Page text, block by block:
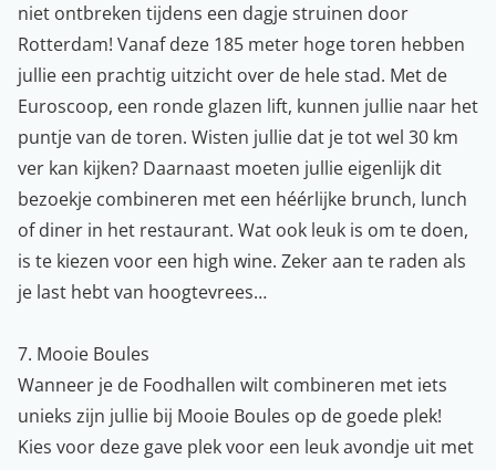
niet ontbreken tijdens een dagje struinen door
Rotterdam! Vanaf deze 185 meter hoge toren hebben
jullie een prachtig uitzicht over de hele stad. Met de
Euroscoop, een ronde glazen lift, kunnen jullie naar het
puntje van de toren. Wisten jullie dat je tot wel 30 km
ver kan kijken? Daarnaast moeten jullie eigenlijk dit
bezoekje combineren met een héérlijke brunch, lunch
of diner in het restaurant. Wat ook leuk is om te doen,
is te kiezen voor een high wine. Zeker aan te raden als
je last hebt van hoogtevrees…
7. Mooie Boules
Wanneer je de Foodhallen wilt combineren met iets
unieks zijn jullie bij Mooie Boules op de goede plek!
Kies voor deze gave plek voor een leuk avondje uit met